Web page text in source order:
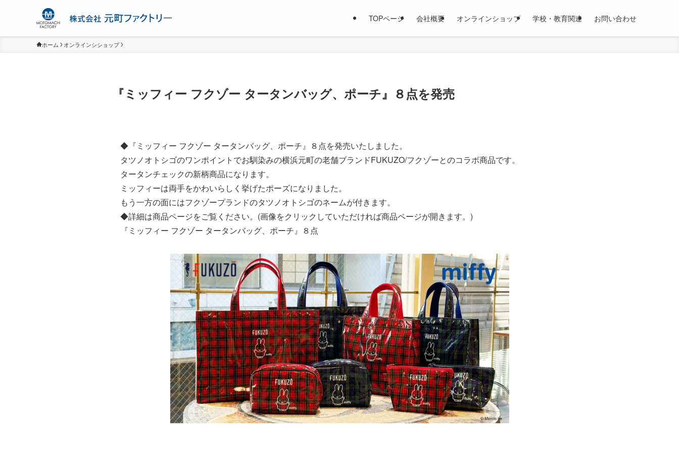
TOPページ 会社概要 オンラインショップ 学校・教育関連 お問い合わせ
ホーム オンラインシショップ
『ミッフィー フクゾー タータンバッグ、ポーチ』８点を発売
◆『ミッフィー フクゾー タータンバッグ、ポーチ』８点を発売いたしました。
タツノオトシゴのワンポイントでお馴染みの横浜元町の老舗ブランドFUKUZO/フクゾーとのコラボ商品です。
タータンチェックの新柄商品になります。
ミッフィーは両手をかわいらしく挙げたポーズになりました。
もう一方の面にはフクゾープランドのタツノオトシゴのネームが付きます。
◆詳細は商品ページをご覧ください。(画像をクリックしていただければ商品ページが開きます。)
『ミッフィー フクゾー タータンバッグ、ポーチ』８点